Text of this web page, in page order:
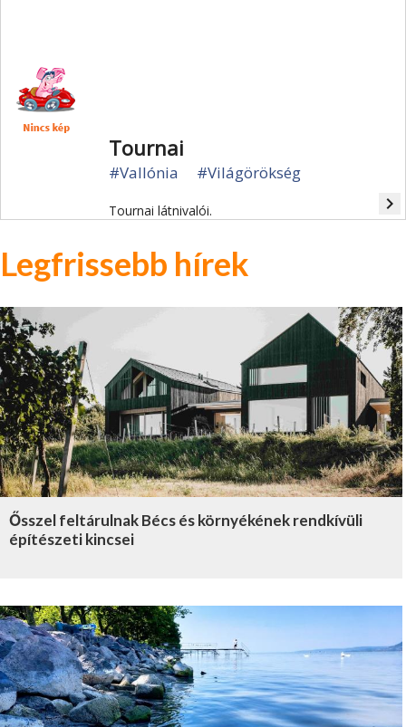
Tournai
#Vallónia #Világörökség
Tournai látnivalói. navigate_next
Legfrissebb hírek
Ősszel feltárulnak Bécs és környékének rendkívüli
építészeti kincsei